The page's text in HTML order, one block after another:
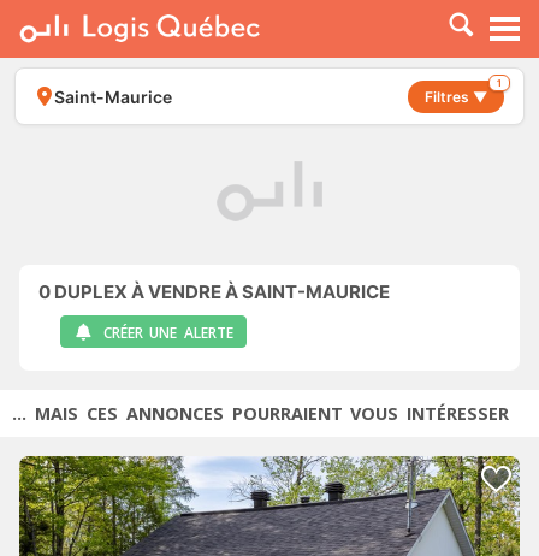
À LOUER
À VENDRE
PLACER UNE ANNONCE
Saint-Maurice Filtres ▼
1
0 DUPLEX À VENDRE À SAINT-MAURICE
CRÉER UNE ALERTE
... MAIS CES ANNONCES POURRAIENT VOUS INTÉRESSER